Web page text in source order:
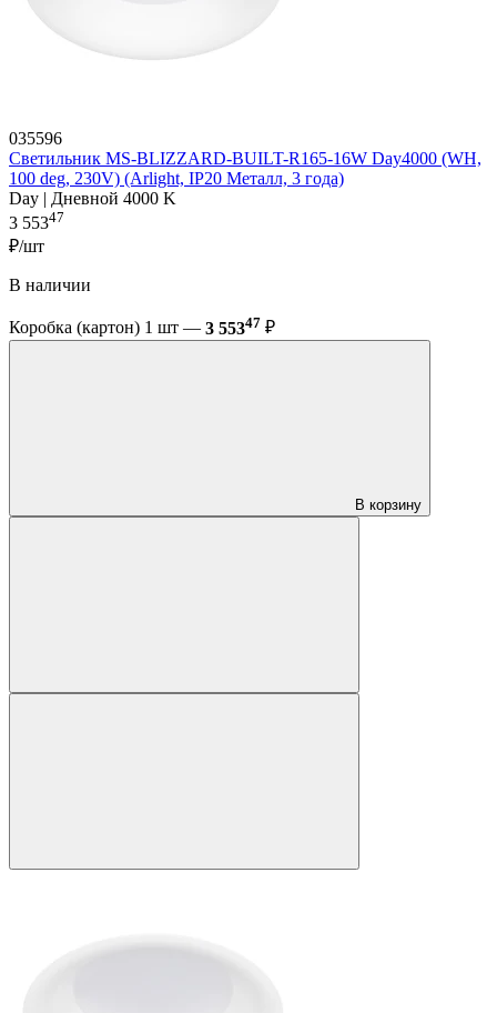
035596
Светильник MS-BLIZZARD-BUILT-R165-16W Day4000 (WH,
100 deg, 230V) (Arlight, IP20 Металл, 3 года)
Day | Дневной 4000 K
3 55347
₽/шт
В наличии
Коробка (картон) 1 шт — 3 55347 ₽
В корзину